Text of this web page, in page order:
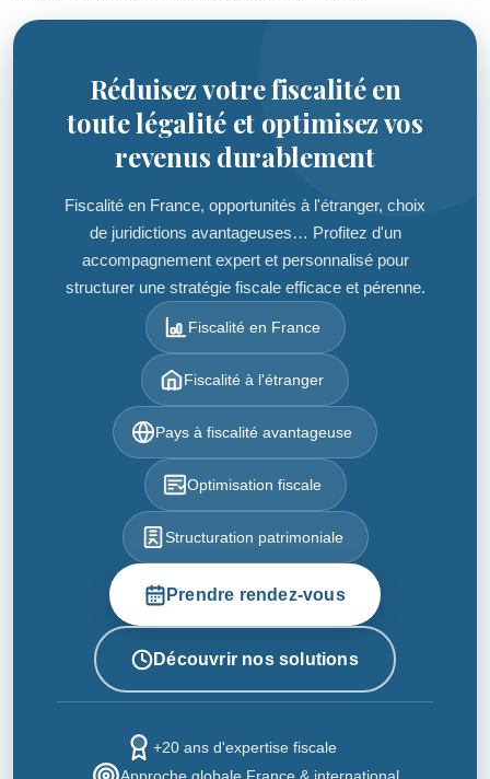
Réduisez votre fiscalité en
toute légalité et optimisez vos
revenus durablement
Fiscalité en France, opportunités à l'étranger, choix
de juridictions avantageuses… Profitez d'un
accompagnement expert et personnalisé pour
structurer une stratégie fiscale efficace et pérenne.
Fiscalité en France
Fiscalité à l'étranger
Pays à fiscalité avantageuse
Optimisation fiscale
Structuration patrimoniale
Prendre rendez-vous
Découvrir nos solutions
+20 ans d'expertise fiscale